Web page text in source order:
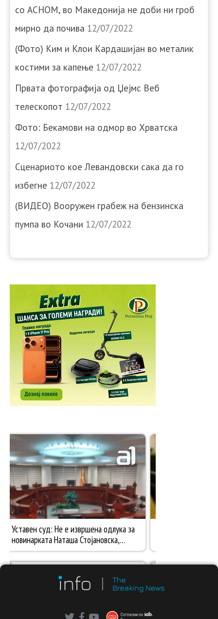
со АСНОМ, во Македонија не доби ни гроб
мирно да почива 12/07/2022
(Фото) Ким и Клои Кардашијан во металик
костими за капење 12/07/2022
Првата фотографија од Џејмс Веб
телескопот 12/07/2022
Фото: Бекамови на одмор во Хрватска
12/07/2022
Сценариото кое Левандовски сака да го
избегне 12/07/2022
(ВИДЕО) Вооружен грабеж на бензинска
пумпа во Кочани 12/07/2022